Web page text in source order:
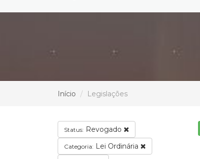
Início Legislações
Status: Revogado
Categoria: Lei Ordinária